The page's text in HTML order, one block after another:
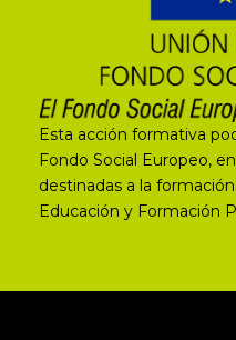
Esta acción formativa
Fondo Social Europeo,
destinadas a la
Educación y Formación